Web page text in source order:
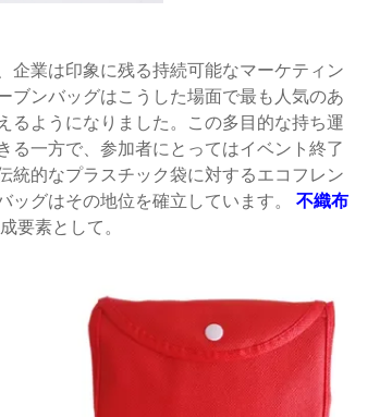
企業は印象に残る持続可能なマーケティン
ブンバッグはこうした場面で最も人気のあ
るようになりました。この多目的な持ち運
る一方で、参加者にとってはイベント終了
統的なプラスチック袋に対するエコフレン
ッグはその地位を確立しています。 不織布
要素として。